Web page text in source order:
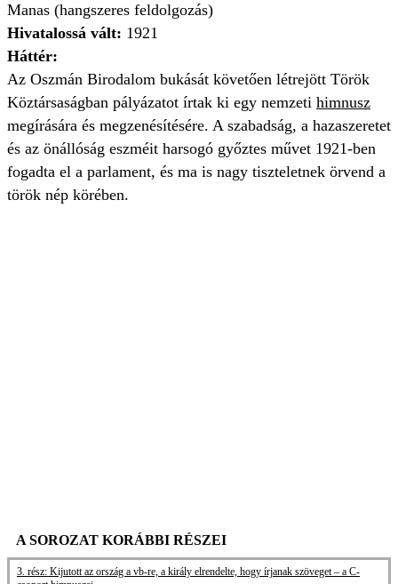
Manas (hangszeres feldolgozás)
Hivatalossá vált: 1921
Háttér:
Az Oszmán Birodalom bukását követően létrejött Török
Köztársaságban pályázatot írtak ki egy nemzeti himnusz
megírására és megzenésítésére. A szabadság, a hazaszeretet
és az önállóság eszméit harsogó győztes művet 1921-ben
fogadta el a parlament, és ma is nagy tiszteletnek örvend a
török nép körében.
3. rész: Kijutott az ország a vb-re, a király elrendelte, hogy írjanak szöveget – a C-
A SOROZAT KORÁBBI RÉSZEI